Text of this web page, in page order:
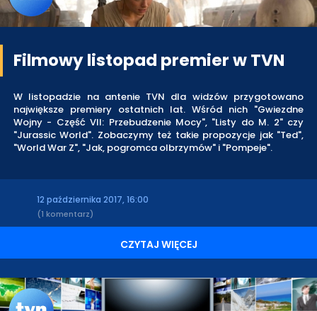
Filmowy listopad premier w TVN
W listopadzie na antenie TVN dla widzów przygotowano
największe premiery ostatnich lat. Wśród nich "Gwiezdne
Wojny - Część VII: Przebudzenie Mocy", "Listy do M. 2" czy
"Jurassic World". Zobaczymy też takie propozycje jak "Ted",
"World War Z", "Jak, pogromca olbrzymów" i "Pompeje".
12 października 2017, 16:00
(1 komentarz)
CZYTAJ WIĘCEJ